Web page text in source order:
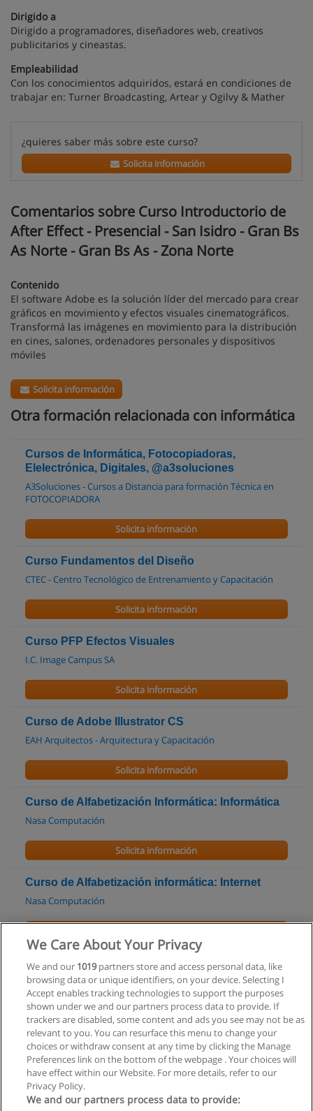
Dirigido a
Dirigido a programadores, diseñadores web, creativos
publicitarios y cineastas.
Empleabilidad
Con los conocimientos adquiridos, estará en condiciones de
trabajar en: Turner Broadcasting, Artear y Ogilvy & Mather
¿quieres saber más sobre este curso?
Solicita información
Comentarios sobre Curso Introductorio de
After Effect - Presencial - San Isidro - Gran Bs
As Norte - Gran Bs As - Zona Norte
Contenido
El software Adobe es la solución líder del mercado para crear
gráficos en movimiento y efectos visuales cinematográficos.
Transformá las imágenes en movimiento para la distribución
en cines, salones, ordenadores personales y dispositivos
móviles
Solicita información
Otra formación relacionada con informática
Cursos de Informática, Fotocopiadoras,
Elelectrónica, Digitales, @a3soluciones
A3Soluciones - Cursos a Distancia para formación Técnica en
FOTOCOPIADORA
Solicita información
Curso Fundamentos del Diseño
CTEC - Centro Tecnológico de Entrenamiento y Capacitación
Solicita información
Curso PFP Efectos Visuales
I.C. Image Campus SA
Solicita información
Curso de Adobe Illustrator CS
EAH Arquitectos - Arquitectura y Capacitación
Solicita información
Curso de Alfabetización Informática: Informática
Nasa Computación
Solicita información
Curso de Alfabetización informática: Internet
Nasa Computación
Curso de Introducción a la Informática
Nasa Computación
Solicita información
We Care About Your Privacy
We and our 1019partners store and access personal data, like
browsing data or unique identifiers, on your device. Selecting I
Accept enables tracking technologies to support the purposes
shown under we and our partners process data to provide. If
trackers are disabled, some content and ads you see may not be as
relevant to you. You can resurface this menu to change your
choices or withdraw consent at any time by clicking the Manage
Preferences link on the bottom of the webpage . Your choices will
have effect within our Website. For more details, refer to our
Privacy Policy.
We and our partners process data to provide: